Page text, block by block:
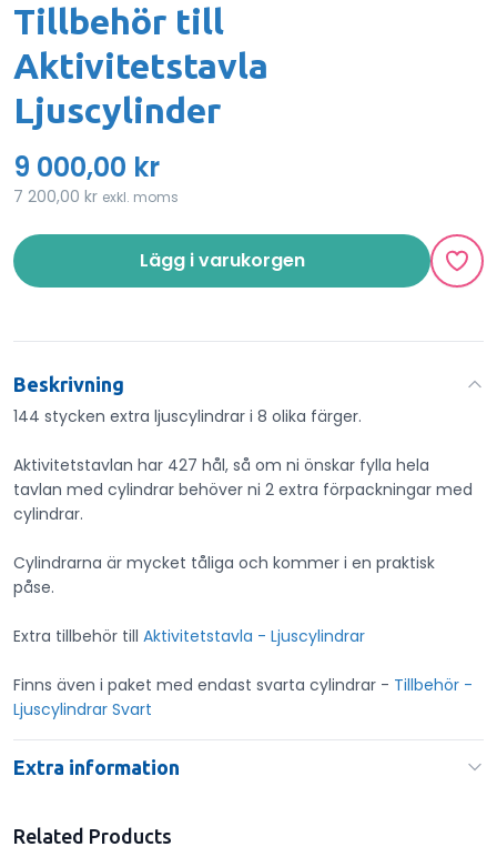
Tillbehör till
Aktivitetstavla
Ljuscylinder
9 000,00 kr
7 200,00 kr exkl. moms
Lägg i varukorgen
Beskrivning
144 stycken extra ljuscylindrar i 8 olika färger.
Aktivitetstavlan har 427 hål, så om ni önskar fylla hela
tavlan med cylindrar behöver ni 2 extra förpackningar med
cylindrar.
Cylindrarna är mycket tåliga och kommer i en praktisk
påse.
Extra tillbehör till Aktivitetstavla - Ljuscylindrar
Finns även i paket med endast svarta cylindrar - Tillbehör -
Ljuscylindrar Svart
Extra information
Related Products